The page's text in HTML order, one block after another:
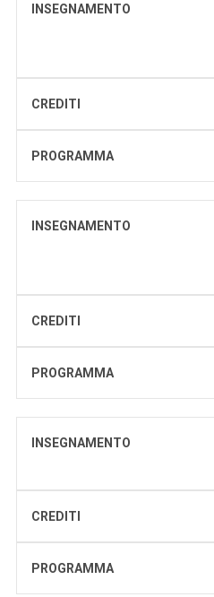
INSEGNAMENTO
CREDITI
PROGRAMMA
INSEGNAMENTO
CREDITI
PROGRAMMA
INSEGNAMENTO
CREDITI
PROGRAMMA